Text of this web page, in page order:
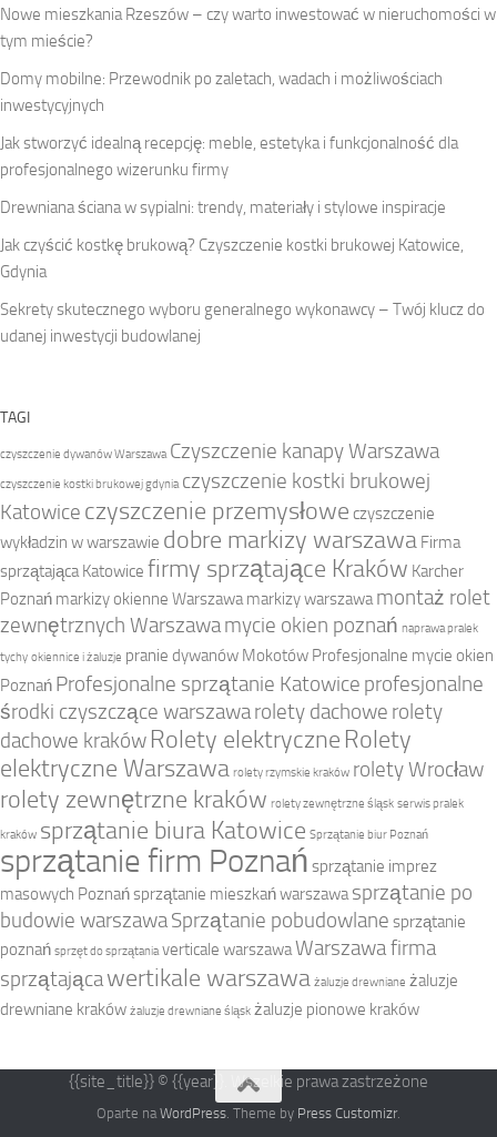
Nowe mieszkania Rzeszów – czy warto inwestować w nieruchomości w
tym mieście?
Domy mobilne: Przewodnik po zaletach, wadach i możliwościach
inwestycyjnych
Jak stworzyć idealną recepcję: meble, estetyka i funkcjonalność dla
profesjonalnego wizerunku firmy
Drewniana ściana w sypialni: trendy, materiały i stylowe inspiracje
Jak czyścić kostkę brukową? Czyszczenie kostki brukowej Katowice,
Gdynia
Sekrety skutecznego wyboru generalnego wykonawcy – Twój klucz do
udanej inwestycji budowlanej
TAGI
czyszczenie dywanów Warszawa Czyszczenie kanapy Warszawa
czyszczenie kostki brukowej gdynia czyszczenie kostki brukowej
Katowice czyszczenie przemysłowe czyszczenie
wykładzin w warszawie dobre markizy warszawa Firma
sprzątająca Katowice firmy sprzątające Kraków Karcher
Poznań markizy okienne Warszawa markizy warszawa montaż rolet
zewnętrznych Warszawamycie okien poznań naprawa pralek
tychy okiennice i żaluzje pranie dywanów Mokotów Profesjonalne mycie okien
Poznań Profesjonalne sprzątanie Katowice profesjonalne
środki czyszczące warszawarolety dachowe rolety
dachowe kraków Rolety elektryczne Rolety
elektryczne Warszawa rolety rzymskie kraków rolety Wrocław
rolety zewnętrzne kraków rolety zewnętrzne śląsk serwis pralek
kraków sprzątanie biura Katowice Sprzątanie biur Poznań
sprzątanie firm Poznań sprzątanie imprez
masowych Poznańsprzątanie mieszkań warszawa sprzątanie po
budowie warszawaSprzątanie pobudowlane sprzątanie
poznań sprzęt do sprzątania verticale warszawaWarszawa firma
sprzątającawertikale warszawa żaluzje drewniane żaluzje
drewniane kraków żaluzje drewniane śląsk żaluzje pionowe kraków
{{site_title}} © {{year}}. Wszelkie prawa zastrzeżone
Oparte na WordPress . Theme by Press Customizr.